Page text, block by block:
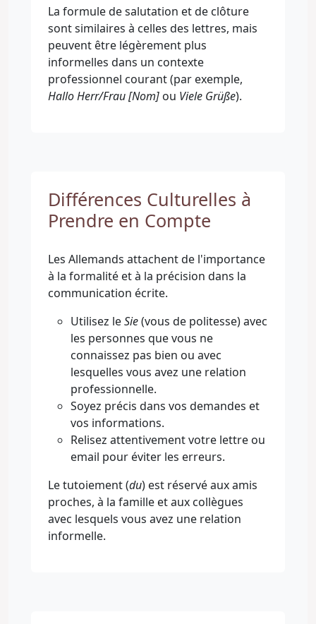
La formule de salutation et de clôture
sont similaires à celles des lettres, mais
peuvent être légèrement plus
informelles dans un contexte
professionnel courant (par exemple,
Hallo Herr/Frau [Nom] ou Viele Grüße).
Différences Culturelles à
Prendre en Compte
Les Allemands attachent de l'importance
à la formalité et à la précision dans la
Utilisez leSie(vous de politesse) avec
les personnes que vous ne
connaissez pas bien ou avec
lesquelles vous avez une relation
professionnelle.
Soyez précis dans vos demandes et
vos informations.
Relisez attentivement votre lettre ou
email pour éviter les erreurs.
Le tutoiement (du) est réservé aux amis
proches, à la famille et aux collègues
avec lesquels vous avez une relation
informelle.